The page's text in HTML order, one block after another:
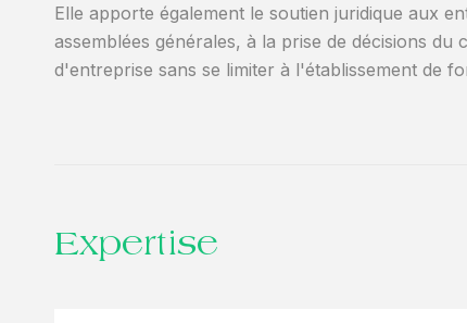
Elle apporte également le soutien juridique aux
assemblées générales, à la prise de décisions
d'entreprise sans se limiter à l'établissement de
Expertise